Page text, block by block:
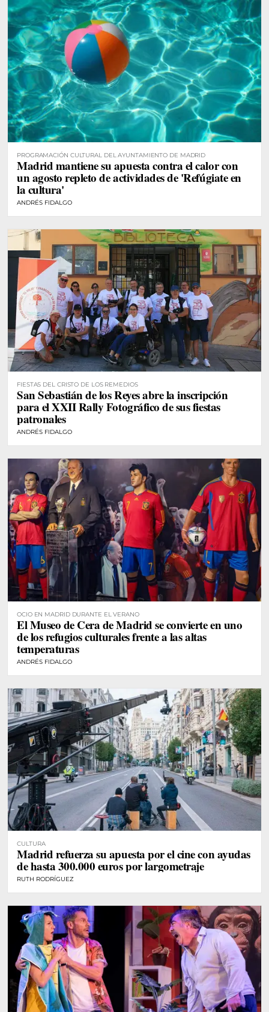
PROGRAMACIÓN CULTURAL DEL AYUNTAMIENTO DE MADRID
Madrid mantiene su apuesta contra el calor con
un agosto repleto de actividades de 'Refúgiate en
la cultura'
ANDRÉS FIDALGO
FIESTAS DEL CRISTO DE LOS REMEDIOS
San Sebastián de los Reyes abre la inscripción
para el XXII Rally Fotográfico de sus fiestas
patronales
ANDRÉS FIDALGO
OCIO EN MADRID DURANTE EL VERANO
El Museo de Cera de Madrid se convierte en uno
de los refugios culturales frente a las altas
temperaturas
ANDRÉS FIDALGO
CULTURA
Madrid refuerza su apuesta por el cine con ayudas
de hasta 300.000 euros por largometraje
RUTH RODRÍGUEZ